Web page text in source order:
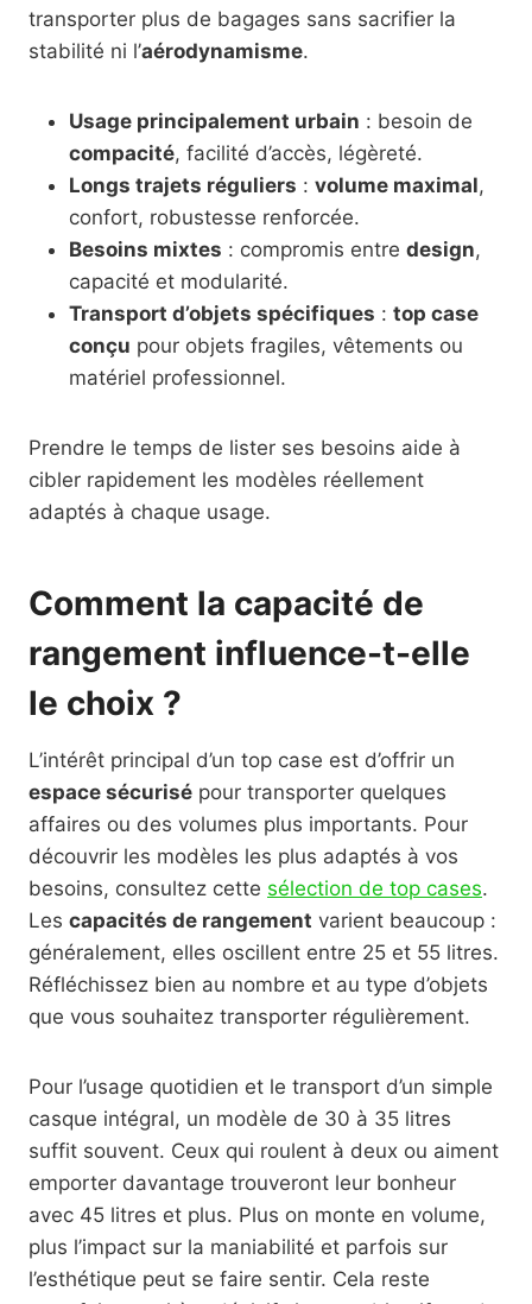
transporter plus de bagages sans sacrifier la
stabilité ni l’aérodynamisme.
Usage principalement urbain : besoin de
compacité, facilité d’accès, légèreté.
Longs trajets réguliers : volume maximal,
confort, robustesse renforcée.
Besoins mixtes : compromis entre design,
capacité et modularité.
Transport d’objets spécifiques : top case
conçu pour objets fragiles, vêtements ou
matériel professionnel.
Prendre le temps de lister ses besoins aide à
cibler rapidement les modèles réellement
adaptés à chaque usage.
Comment la capacité de
rangement influence-t-elle
le choix ?
L’intérêt principal d’un top case est d’offrir un
espace sécurisé pour transporter quelques
affaires ou des volumes plus importants. Pour
découvrir les modèles les plus adaptés à vos
besoins, consultez cette sélection de top cases.
Les capacités de rangement varient beaucoup :
généralement, elles oscillent entre 25 et 55 litres.
Réfléchissez bien au nombre et au type d’objets
que vous souhaitez transporter régulièrement.
Pour l’usage quotidien et le transport d’un simple
casque intégral, un modèle de 30 à 35 litres
suffit souvent. Ceux qui roulent à deux ou aiment
emporter davantage trouveront leur bonheur
avec 45 litres et plus. Plus on monte en volume,
plus l’impact sur la maniabilité et parfois sur
l’esthétique peut se faire sentir. Cela reste